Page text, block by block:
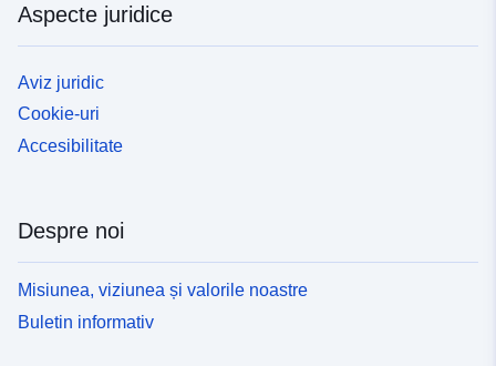
Aspecte juridice
Aviz juridic
Cookie-uri
Accesibilitate
Despre noi
Misiunea, viziunea și valorile noastre
Buletin informativ